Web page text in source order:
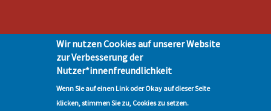
Stadt Hohen Neuendorf • Oranienburger Str. 2 • 16540 Hohen Neuendorf •
Telefon 03303-528-0
Impressum|Presse| Datenschutz| © Hohen-Neuendorf.de, Alle Rechte
vorbehalten - Vervielfältigung nur mit unserer Genehmigung
Wir nutzen Cookies auf unserer Website
zur Verbesserung der
Nutzer*innenfreundlichkeit
Wenn Sie auf einen Link oder Okay auf dieser Seite
klicken, stimmen Sie zu, Cookies zu setzen.